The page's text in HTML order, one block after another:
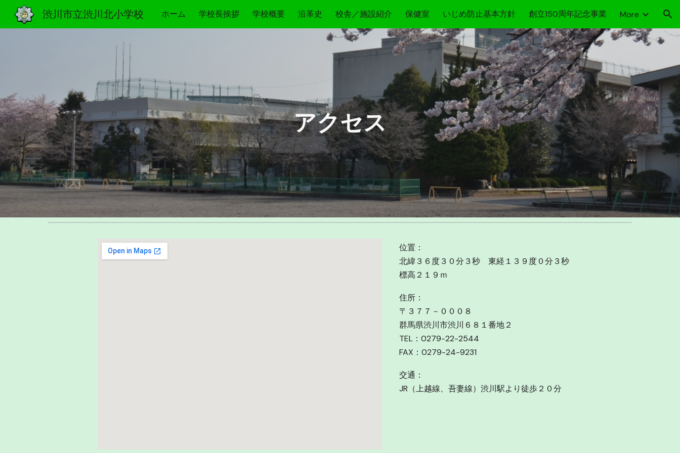
Skip to main content Skip to navigation
渋川市立渋川北小学校 ホーム 学校長挨拶 学校概要 沿革史 校舎／施設紹介 保健室 いじめ防止基本方針 創立150周年記念事業 More
アクセス
位置：
北緯３６度３０分３秒 東経１３９度０分３秒
標高２１９ｍ
住所：
〒３７７－０００８
群馬県渋川市渋川６８１番地２
TEL：0279-22-2544
FAX：0279-24-9231
交通：
JR（上越線、吾妻線）渋川駅より徒歩２０分